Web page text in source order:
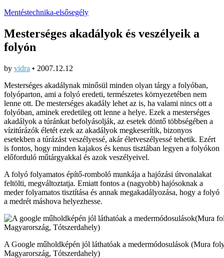
Mentéstechnika-elsősegély
Mesterséges akadályok és veszélyeik a
folyón
by vidra • 2007.12.12
Mesterséges akadálynak minősül minden olyan tárgy a folyóban,
folyóparton, ami a folyó eredeti, természetes környezetében nem
lenne ott. De mesterséges akadály lehet az is, ha valami nincs ott a
folyóban, aminek eredetileg ott lenne a helye. Ezek a mesterséges
akadályok a túránkat befolyásolják, az esetek döntő többségében a
vízitúrázók életét ezek az akadályok megkeserítik, bizonyos
esetekben a túrázást veszélyessé, akár életveszélyessé tehetik. Ezért
is fontos, hogy minden kajakos és kenus tisztában legyen a folyókon
előforduló műtárgyakkal és azok veszélyeivel.
A folyó folyamatos építő-romboló munkája a hajózási útvonalakat
feltölti, megváltoztatja. Emiatt fontos a (nagyobb) hajósoknak a
meder folyamatos tisztítása és annak megakadályozása, hogy a folyó
a medrét máshova helyezhesse.
A Google műholdképén jól láthatóak a medermódosulások (Mura
Magyarország, Tótszerdahely)